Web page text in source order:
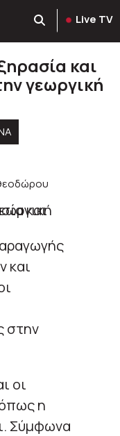
Live TV
και
γεωργική
και
στην
οι
όπως η
Σύμφωνα